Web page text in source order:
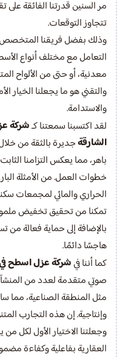
مر السنين قدرتنا الفائقة
تتجاوز التوقعات.
وذلك بفضل فريقنا المتخصص
التعامل مع مختلف أنواع
معدنية، أو حتى من الألواح
والتقني هو ما يجعلنا الخيار
والاستدامة.
لقد اكتسبنا سمعتنا كـشركة
الشارقةجديرة بالثقة من
باهر، مما يعكس التزامنا
خطوات العمل. من الأمثلة
الحراري والمائي لمجمعات
تمكنا من تحقيق تخفيض
بالإضافة إلى حماية فعالة من
هاجسًا دائمًا.
كما أننا فيشركة عزل اسطح
صوتي متقدمة لعدد من
مثل المنطقة الصناعية، مما
وإنتاجية. إن هذه التجارب
وجعلتنا الاختيار الأول لكل
العقارية بفاعلية وكفاءة